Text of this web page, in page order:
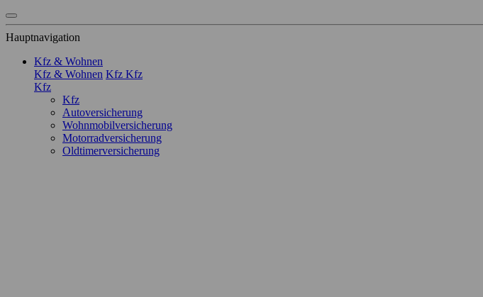
Hauptnavigation
Kfz & Wohnen
Kfz & Wohnen Kfz Kfz
Kfz
Kfz
Autoversicherung
Wohnmobilversicherung
Motorradversicherung
Oldtimerversicherung